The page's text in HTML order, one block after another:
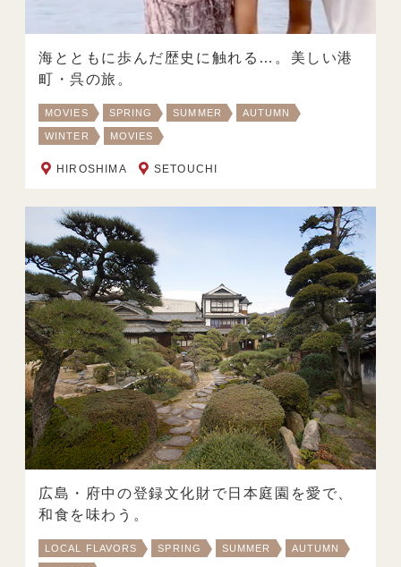
海とともに歩んだ歴史に触れる…。美しい港
町・呉の旅。
MOVIES SPRING SUMMER AUTUMN
WINTER MOVIES
HIROSHIMA SETOUCHI
広島・府中の登録文化財で日本庭園を愛で、
和食を味わう。
LOCAL FLAVORS SPRING SUMMER AUTUMN